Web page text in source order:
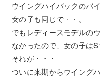
ウイングハイバックのバ
女の子も同じで・・。
でもレディースモデルの
なかったので、女の子はS
それが・・・
ついに来期からウイング